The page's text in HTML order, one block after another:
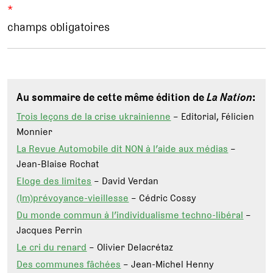
*
champs obligatoires
Au sommaire de cette même édition deLa Nation:
Trois leçons de la crise ukrainienne– Editorial, Félicien
Monnier
La Revue Automobile dit NON à l’aide aux médias–
Jean-Blaise Rochat
Eloge des limites– David Verdan
(Im)prévoyance-vieillesse– Cédric Cossy
Du monde commun à l’individualisme techno-libéral–
Jacques Perrin
Le cri du renard– Olivier Delacrétaz
Des communes fâchées– Jean-Michel Henny